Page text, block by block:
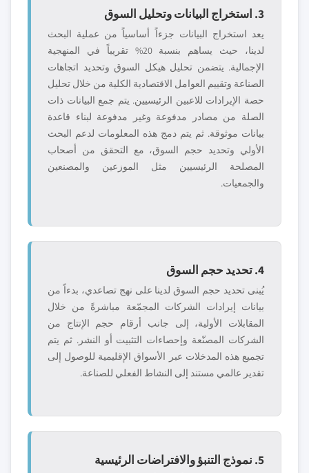
3. استخراج البيانات وتحليل السوق
يعد استخراج البيانات جزءاً أساسياً من عملية البحث
لدينا، حيث يساهم بنسبة 20% تقريباً في المنهجية
الإجمالية. يتضمن تحليل هيكل السوق وتحديد اتجاهات
الصناعة وتقييم العوامل الاقتصادية الكلية من خلال تحليل
حصة الإيرادات للاعبين الرئيسيين. يتم جمع البيانات ذات
الصلة من مصادر مدفوعة وغير مدفوعة لبناء قاعدة
بيانات موثوقة. ثم يتم دمج هذه المعلومات لدعم البحث
الأولي وتحديد حجم السوق، مع التحقق من أصحاب
المصلحة الرئيسيين مثل الموزعين والمصنعين
والجمعيات.
4. تحديد حجم السوق
يُبنى تحديد حجم السوق لدينا على نهج تصاعدي، بدءاً من
بيانات إيرادات الشركات المجمّعة مباشرةً من خلال
المقابلات الأولية، إلى جانب أرقام حجم الإنتاج من
الشركات المصنّعة وإحصاءات التثبيت أو النشر. ثم يتم
تجميع هذه المدخلات عبر الأسواق الإقليمية للوصول إلى
تقدير عالمي مستند إلى النشاط الفعلي للصناعة.
5. نموذج التنبؤ والافتراضات الرئيسية